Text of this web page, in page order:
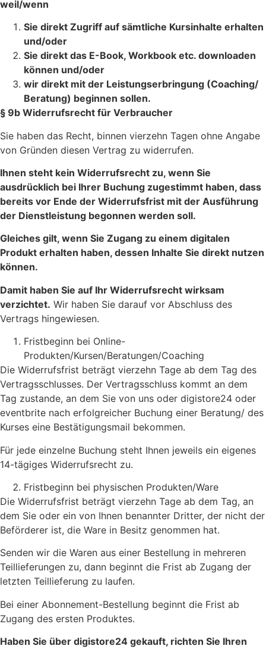
weil/wenn
Sie direkt Zugriff auf sämtliche Kursinhalte erhalten
und/oder
Sie direkt das E-Book, Workbook etc. downloaden
können und/oder
wir direkt mit der Leistungserbringung (Coaching/
Beratung) beginnen sollen.
§ 9b Widerrufsrecht für Verbraucher
Sie haben das Recht, binnen vierzehn Tagen ohne Angabe
von Gründen diesen Vertrag zu widerrufen.
Ihnen steht kein Widerrufsrecht zu, wenn Sie
ausdrücklich bei Ihrer Buchung zugestimmt haben, dass
bereits vor Ende der Widerrufsfrist mit der Ausführung
der Dienstleistung begonnen werden soll.
Gleiches gilt, wenn Sie Zugang zu einem digitalen
Produkt erhalten haben, dessen Inhalte Sie direkt nutzen
können.
Damit haben Sie auf Ihr Widerrufsrecht wirksam
verzichtet. Wir haben Sie darauf vor Abschluss des
Vertrags hingewiesen.
Fristbeginn bei Online-
Produkten/Kursen/Beratungen/Coaching
Die Widerrufsfrist beträgt vierzehn Tage ab dem Tag des
Vertragsschlusses. Der Vertragsschluss kommt an dem
Tag zustande, an dem Sie von uns oder digistore24 oder
eventbrite nach erfolgreicher Buchung einer Beratung/ des
Kurses eine Bestätigungsmail bekommen.
Für jede einzelne Buchung steht Ihnen jeweils ein eigenes
14-tägiges Widerrufsrecht zu.
Fristbeginn bei physischen Produkten/Ware
Die Widerrufsfrist beträgt vierzehn Tage ab dem Tag, an
dem Sie oder ein von Ihnen benannter Dritter, der nicht der
Beförderer ist, die Ware in Besitz genommen hat.
Senden wir die Waren aus einer Bestellung in mehreren
Teillieferungen zu, dann beginnt die Frist ab Zugang der
letzten Teillieferung zu laufen.
Bei einer Abonnement-Bestellung beginnt die Frist ab
Zugang des ersten Produktes.
Haben Sie über digistore24 gekauft, richten Sie Ihren